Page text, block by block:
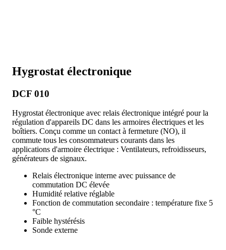
Hygrostat électronique
DCF 010
Hygrostat électronique avec relais électronique intégré pour la
régulation d'appareils DC dans les armoires électriques et les
boîtiers. Conçu comme un contact à fermeture (NO), il
commute tous les consommateurs courants dans les
applications d'armoire électrique : Ventilateurs, refroidisseurs,
générateurs de signaux.
Relais électronique interne avec puissance de
commutation DC élevée
Humidité relative réglable
Fonction de commutation secondaire : température fixe 5
°C
Faible hystérésis
Sonde externe